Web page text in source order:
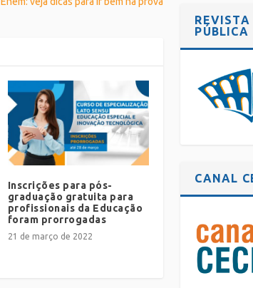
Inscrições para pós-
graduação gratuita para
profissionais da Educação
foram prorrogadas
21 de março de 2022
REVISTA
PÚBLICA
CANAL